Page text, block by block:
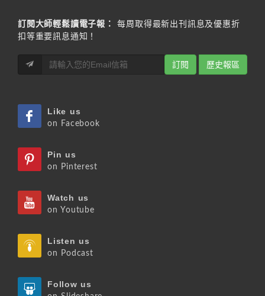
訂閱大師輕鬆讀電子報：
每周取得最新出刊訊息及優惠折
扣等重要訊息通知！
訂閱 歷史報區
Like us
on Facebook
Pin us
on Pinterest
Watch us
on Youtube
Listen us
on Podcast
Follow us